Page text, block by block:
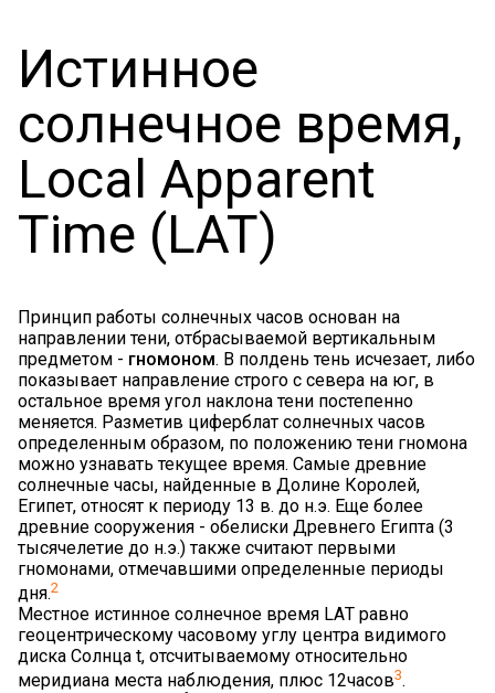
Истинное
солнечное время,
Local Apparent
Time (LAT)
Принцип работы солнечных часов основан на
направлении тени, отбрасываемой вертикальным
предметом - гномоном. В полдень тень исчезает, либо
показывает направление строго с севера на юг, в
остальное время угол наклона тени постепенно
меняется. Разметив циферблат солнечных часов
определенным образом, по положению тени гномона
можно узнавать текущее время. Самые древние
солнечные часы, найденные в Долине Королей,
Египет, относят к периоду 13 в. до н.э. Еще более
древние сооружения - обелиски Древнего Египта (3
тысячелетие до н.э.) также считают первыми
гномонами, отмечавшими определенные периоды
дня.2
Местное истинное солнечное время LAТ равно
геоцентрическому часовому углу центра видимого
диска Солнца t, отсчитываемому относительно
меридиана места наблюдения, плюс 12часов3.